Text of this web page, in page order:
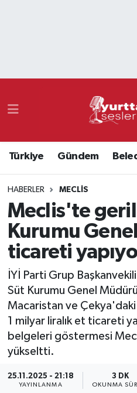
Türkiye Gündem
HABERLER MECLIS
Meclis'te
Kurumu
ticareti
İYİ Parti Grup
Süt Kurumu Genel
Macaristan ve
1 milyar liralık et ticareti
belgeleri göstermesi
yükseltti.
25.11.2025 - 21:18
YAYINLANMA
3 DK
OKUNMA
Namaz Vakitleri
Süper Lig Puan
Tüm Manşetler
Son Dakika Haberleri
Haber Arşivi